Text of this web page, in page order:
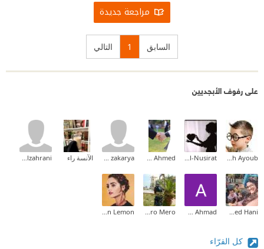
مراجعة جديدة
السابق 1 التالي
على رفوف الأبجديين
Abdallah Ayoub
Muna M Al-Nusirat
Reham Ahmed
Asmaa zakarya الآنسة راء Abdullah Alzahrani
Ala'ssmaa Muhammed Hani
Ahmed Ahmad
Marramero Mero
Vivan Lemon
كل القرّاء